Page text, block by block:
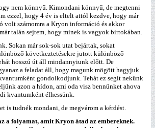
nem könnyű. Kimondani könnyű, de megtenni
ezzel, hogy 4 év is eltelt attól kezdve, hogy már
volt számomra a Kryon információ és akkor
talán sejtem, hogy minek is vagyok birtokában.
Sokan már sok-sok utat bejártak, sokat
következtetésekre jutott különböző
hosszú út áll mindannyiunk előtt. De
a feladat áll, hogy magunk mögött hagyjuk
gondolkodjunk. Tehát ez segít nekünk
azon a hídon, ami oda visz bennünket ahova
kvantumként élhessünk.
is tudnék mondani, de megvárom a kérdést.
a folyamat, amit Kryon átad az embereknek.